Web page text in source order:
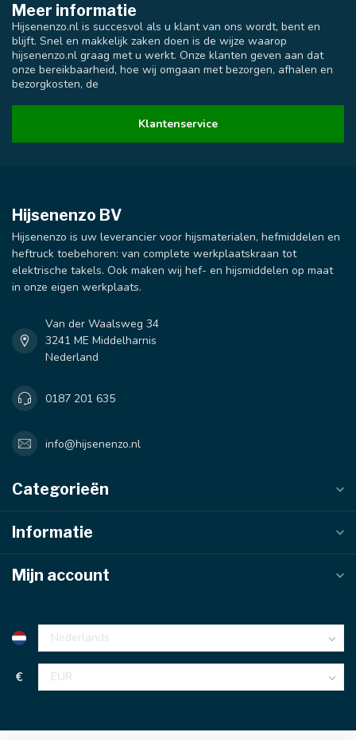
Meer informatie
Hijsenenzo.nl is succesvol als u klant van ons wordt, bent en
blijft. Snel en makkelijk zaken doen is de wijze waarop
hijsenenzo.nl graag met u werkt. Onze klanten geven aan dat
onze bereikbaarheid, hoe wij omgaan met bezorgen, afhalen en
bezorgkosten, de
Klantenservice
Hijsenenzo BV
Hijsenenzo is uw leverancier voor hijsmaterialen, hefmiddelen en
heftruck toebehoren: van complete werkplaatskraan tot
elektrische takels. Ook maken wij hef- en hijsmiddelen op maat
in onze eigen werkplaats.
Van der Waalsweg 34
3241 ME Middelharnis
Nederland
0187 201 635
info@hijsenenzo.nl
Categorieën
Informatie
Mijn account
€